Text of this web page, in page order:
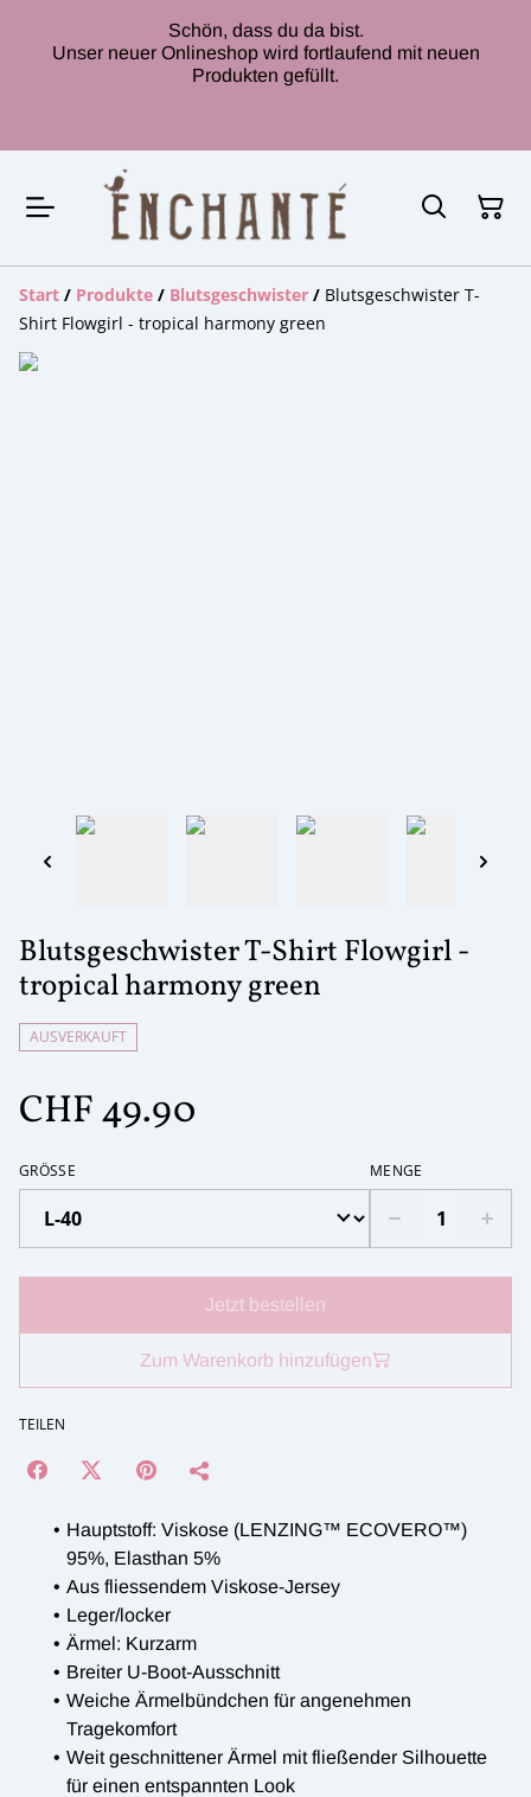
Schön, dass du da bist.
Unser neuer Onlineshop wird fortlaufend mit neuen
Produkten gefüllt.
Start / Produkte / Blutsgeschwister / Blutsgeschwister T-
Shirt Flowgirl - tropical harmony green
Blutsgeschwister T-Shirt Flowgirl -
tropical harmony green
AUSVERKAUFT
CHF 49.90
GRÖSSE MENGE
Jetzt bestellen
Zum Warenkorb hinzufügen
TEILEN
Hauptstoff: Viskose (LENZING™ ECOVERO™)
95%, Elasthan 5%
Aus fliessendem Viskose-Jersey
Leger/locker
Ärmel: Kurzarm
Breiter U-Boot-Ausschnitt
Weiche Ärmelbündchen für angenehmen
Tragekomfort
Weit geschnittener Ärmel mit fließender Silhouette
für einen entspannten Look